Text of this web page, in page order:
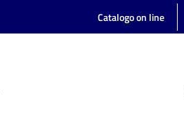
Catalogo on line